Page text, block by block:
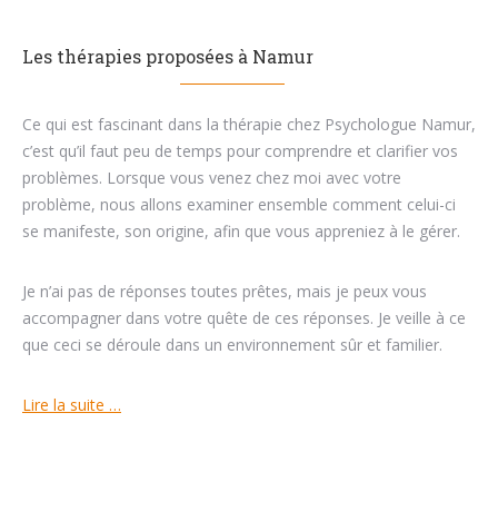
Les thérapies proposées à Namur
Ce qui est fascinant dans la thérapie chez Psychologue Namur,
c’est qu’il faut peu de temps pour comprendre et clarifier vos
problèmes. Lorsque vous venez chez moi avec votre
problème, nous allons examiner ensemble comment celui-ci
se manifeste, son origine, afin que vous appreniez à le gérer.
Je n’ai pas de réponses toutes prêtes, mais je peux vous
accompagner dans votre quête de ces réponses. Je veille à ce
que ceci se déroule dans un environnement sûr et familier.
Lire la suite …